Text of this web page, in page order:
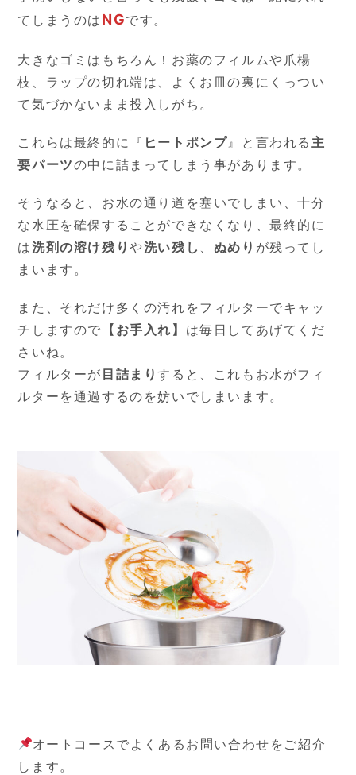
てしまうのは NGです。
大きなゴミはもちろん！お薬のフィルムや爪楊
枝、ラップの切れ端は、よくお皿の裏にくっつい
て気づかないまま投入しがち。
これらは最終的に『 ヒートポンプ 』と言われる 主
要パーツの中に詰まってしまう事があります。
そうなると、お水の通り道を塞いでしまい、十分
な水圧を確保することができなくなり、最終的に
は洗剤の溶け残りや洗い残し ぬめり が残ってし
まいます。
また、それだけ多くの汚れをフィルターでキャッ
チしますので
【お手入れ】 は毎日してあげてくだ
さいね。
フィルターが 目詰まりすると、これもお水がフィ
ルターを通過するのを妨いでしまいます。
オートコースでよくあるお問い合わせをご紹介
します。